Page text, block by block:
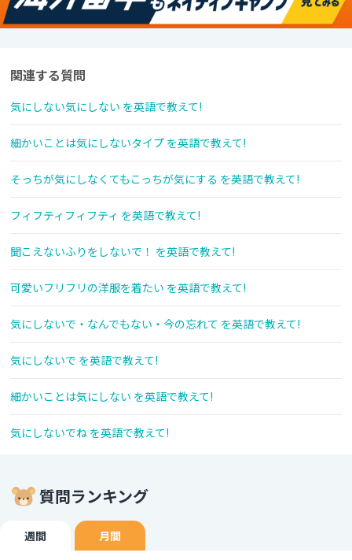
関連する質問
気にしない気にしない を英語で教えて!
細かいことは気にしないタイプ を英語で教えて!
そっちが気にしなくてもこっちが気にする を英語で教えて!
フィフティフィフティ を英語で教えて!
聞こえないふりをしないで！ を英語で教えて!
可愛いフリフリの洋服を着たい を英語で教えて!
気にしないで・なんでもない・今の忘れて を英語で教えて!
気にしないで を英語で教えて!
細かいことは気にしない を英語で教えて!
気にしないでね を英語で教えて!
質問ランキング
週間 月間